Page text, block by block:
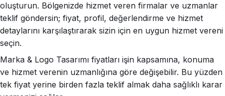
oluşturun. Bölgenizde hizmet veren firmalar ve uzmanlar
teklif göndersin; fiyat, profil, değerlendirme ve hizmet
detaylarını karşılaştırarak sizin için en uygun hizmet vereni
seçin.
Marka & Logo Tasarımı fiyatları işin kapsamına, konuma
ve hizmet verenin uzmanlığına göre değişebilir. Bu yüzden
tek fiyat yerine birden fazla teklif almak daha sağlıklı karar